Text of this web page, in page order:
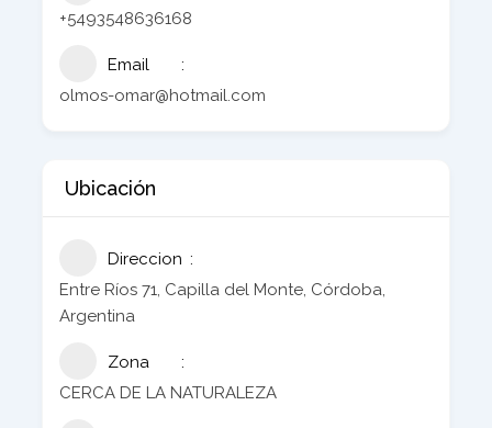
+5493548636168
Email
olmos-omar@hotmail.com
Ubicación
Direccion
Entre Ríos 71, Capilla del Monte, Córdoba,
Argentina
Zona
CERCA DE LA NATURALEZA